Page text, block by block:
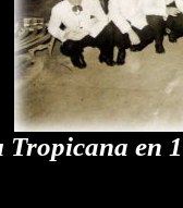
Tropicana en